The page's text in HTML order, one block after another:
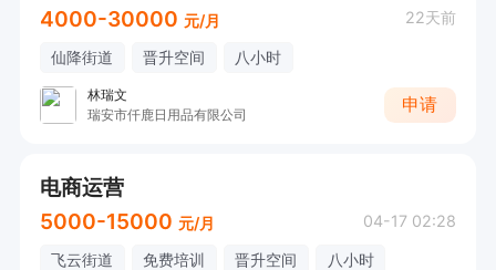
4000-30000 元/月 22天前
仙降街道 晋升空间 八小时
林瑞文
瑞安市仟鹿日用品有限公司
申请
电商运营
5000-15000 元/月 04-17 02:28
飞云街道 免费培训 晋升空间 八小时